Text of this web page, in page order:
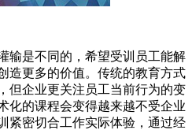
输是不同的，希望受训员工能解
造更多的价值。传统的教育方式
但企业更关注员工当前行为的变
化的课程会变得越来越不受企业
紧密切合工作实际体验，通过经